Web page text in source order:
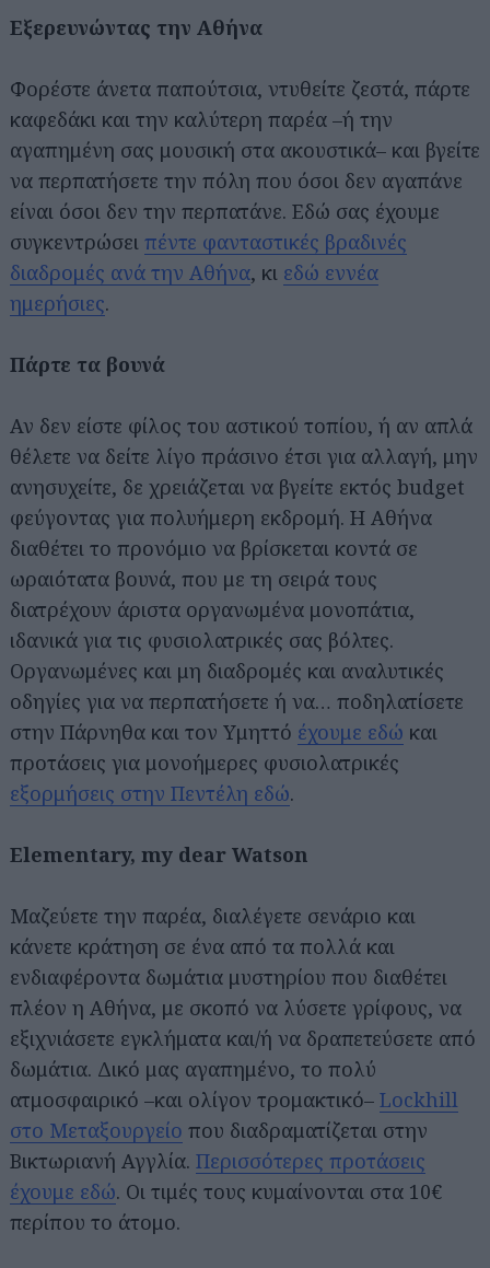
Εξερευνώντας την Αθήνα
Φορέστε άνετα παπούτσια, ντυθείτε ζεστά, πάρτε
καφεδάκι και την καλύτερη παρέα –ή την
αγαπημένη σας μουσική στα ακουστικά– και βγείτε
να περπατήσετε την πόλη που όσοι δεν αγαπάνε
είναι όσοι δεν την περπατάνε. Εδώ σας έχουμε
συγκεντρώσει πέντε φανταστικές βραδινές
διαδρομές ανά την Αθήνα, κι εδώ εννέα
ημερήσιες.
Πάρτε τα βουνά
Αν δεν είστε φίλος του αστικού τοπίου, ή αν απλά
θέλετε να δείτε λίγο πράσινο έτσι για αλλαγή, μην
ανησυχείτε, δε χρειάζεται να βγείτε εκτός budget
φεύγοντας για πολυήμερη εκδρομή. Η Αθήνα
διαθέτει το προνόμιο να βρίσκεται κοντά σε
ωραιότατα βουνά, που με τη σειρά τους
διατρέχουν άριστα οργανωμένα μονοπάτια,
ιδανικά για τις φυσιολατρικές σας βόλτες.
Οργανωμένες και μη διαδρομές και αναλυτικές
οδηγίες για να περπατήσετε ή να… ποδηλατίσετε
στην Πάρνηθα και τον Υμηττό έχουμε εδώ και
προτάσεις για μονοήμερες φυσιολατρικές
εξορμήσεις στην Πεντέλη εδώ.
Elementary, my dear Watson
Μαζεύετε την παρέα, διαλέγετε σενάριο και
κάνετε κράτηση σε ένα από τα πολλά και
ενδιαφέροντα δωμάτια μυστηρίου που διαθέτει
πλέον η Αθήνα, με σκοπό να λύσετε γρίφους, να
εξιχνιάσετε εγκλήματα και/ή να δραπετεύσετε από
δωμάτια. Δικό μας αγαπημένο, το πολύ
ατμοσφαιρικό –και ολίγον τρομακτικό– Lockhill
στο Μεταξουργείο που διαδραματίζεται στην
Βικτωριανή Αγγλία. Περισσότερες προτάσεις
έχουμε εδώ. Οι τιμές τους κυμαίνονται στα 10€
περίπου το άτομο.